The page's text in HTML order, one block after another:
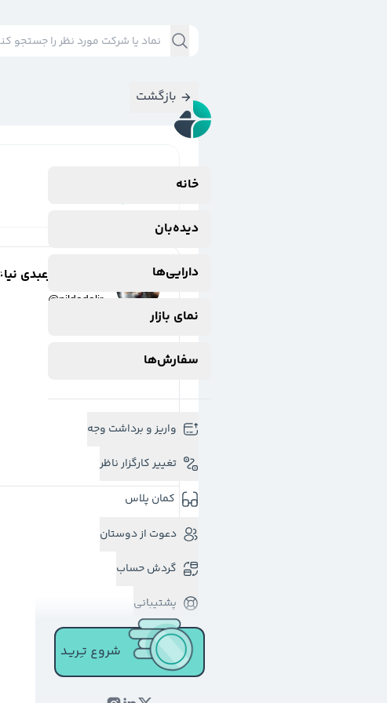
خانه
دیده‌بان
دارایی‌ها
نمای بازار
سفارش‌ها
واریز و برداشت وجه
تغییر کارگزار ناظر
کمان پلاس
دعوت از دوستان
گردش حساب
پشتیبانی
شروع تـِـریـد
بازگشت
نیلوفر دلیرعبدی نیاء
@nildadalir